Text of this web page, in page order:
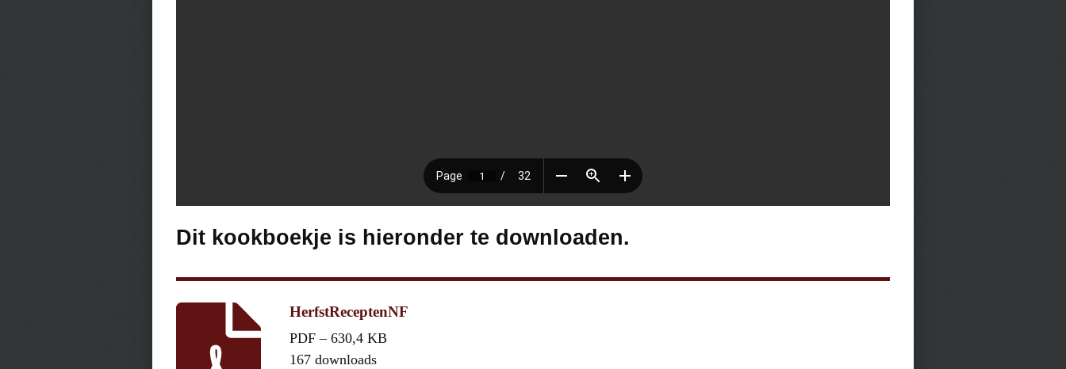
Dit kookboekje is hieronder te downloaden.
HerfstReceptenNF
PDF – 630,4 KB
167 downloads